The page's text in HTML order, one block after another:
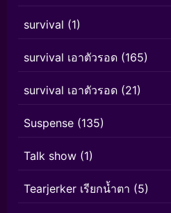
survival (1)
survival เอาตัวรอด (165)
survival เอาตัวรอด (21)
Suspense (135)
Talk show (1)
Tearjerker เรียกน้ำตา (5)